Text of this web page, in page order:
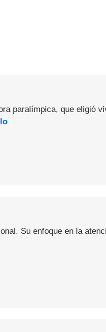
paralímpica, que eligió
Su enfoque en la